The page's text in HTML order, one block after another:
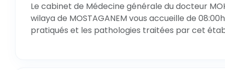
Le cabinet de Médecine générale du docteur
wilaya de MOSTAGANEM vous accueille de
pratiqués et les pathologies traitées par cet